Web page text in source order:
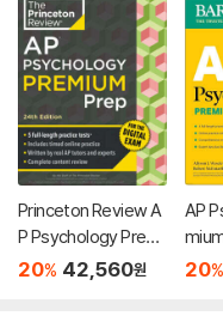
Princeton Review A
P Psychology Premi
um Prep, 24th Editio
20% 42,560원
AP
ook
20%